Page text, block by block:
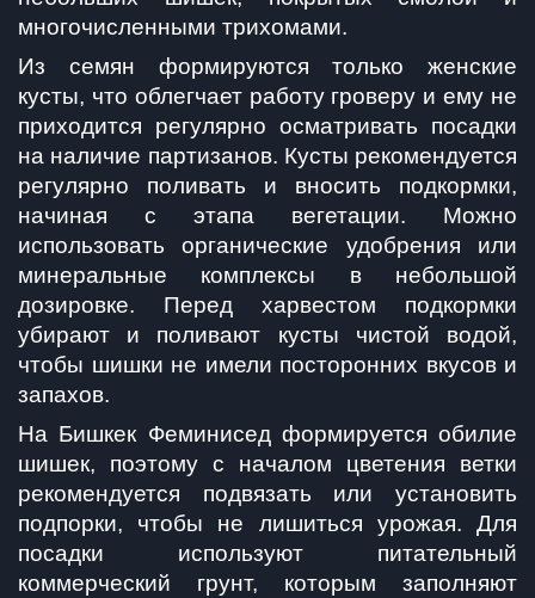
многочисленными трихомами.
Из семян формируются только женские
кусты, что облегчает работу гроверу и ему не
приходится регулярно осматривать посадки
на наличие партизанов. Кусты рекомендуется
регулярно поливать и вносить подкормки,
начиная с этапа вегетации. Можно
использовать органические удобрения или
минеральные комплексы в небольшой
дозировке. Перед харвестом подкормки
убирают и поливают кусты чистой водой,
чтобы шишки не имели посторонних вкусов и
запахов.
На Бишкек Феминисед формируется обилие
шишек, поэтому с началом цветения ветки
рекомендуется подвязать или установить
подпорки, чтобы не лишиться урожая. Для
посадки используют питательный
коммерческий грунт, которым заполняют